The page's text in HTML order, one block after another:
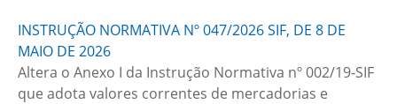
INSTRUÇÃO NORMATIVA Nº 047/2026 SIF, DE 8 DE
MAIO DE 2026
Altera o Anexo I da Instrução Normativa nº 002/19-SIF
que adota valores correntes de mercadorias e